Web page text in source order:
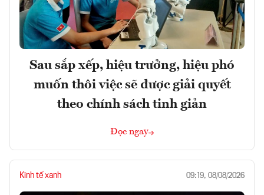
Sau sắp xếp, hiệu trưởng, hiệu phó
muốn thôi việc sẽ được giải quyết
theo chính sách tinh giản
Đọc ngay
Kinh tế xanh 09:19, 08/08/2026